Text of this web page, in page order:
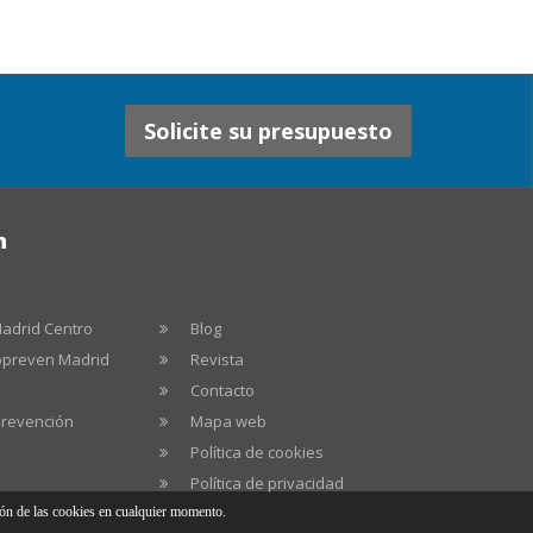
de las cookies en cualquier momento.
Solicite su presupuesto
Centro
Madrid
Blog
Revista
Contacto
Mapa web
Política de cookies
Política de privacidad